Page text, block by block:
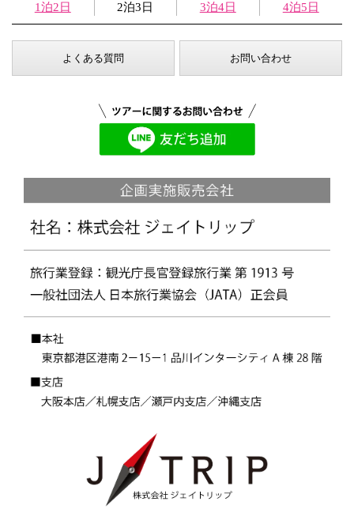
1泊2日 2泊3日 3泊4日 4泊5日
よくある質問 お問い合わせ